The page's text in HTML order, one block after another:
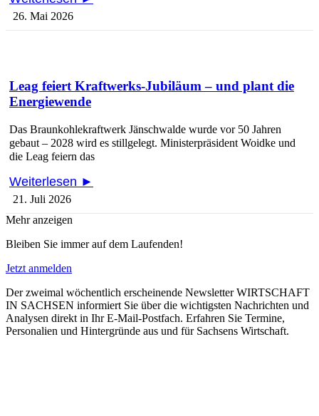
26. Mai 2026
Leag feiert Kraftwerks-Jubiläum – und plant die
Energiewende
Das Braunkohlekraftwerk Jänschwalde wurde vor 50 Jahren
gebaut – 2028 wird es stillgelegt. Ministerpräsident Woidke und
die Leag feiern das
Weiterlesen ►
21. Juli 2026
Mehr anzeigen
Bleiben Sie immer auf dem Laufenden!
Jetzt anmelden
Der zweimal wöchentlich erscheinende Newsletter WIRTSCHAFT
IN SACHSEN informiert Sie über die wichtigsten Nachrichten und
Analysen direkt in Ihr E-Mail-Postfach. Erfahren Sie Termine,
Personalien und Hintergründe aus und für Sachsens Wirtschaft.